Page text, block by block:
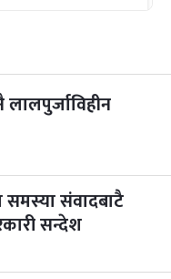
२ महिना बाँकी
२ महिना बाँकी
संवादबाटै
सन्देश